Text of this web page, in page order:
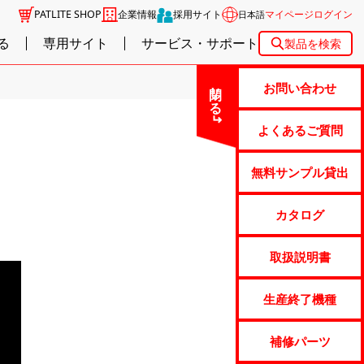
PATLITE SHOP 企業情報 採用サイト 日本語マイページログイン
専用サイト サービス・サポート 製品を検索
閉じる お問い合わせ
よくあるご質問
無料サンプル貸出
カタログ
取扱説明書
生産終了機種
補修パーツ